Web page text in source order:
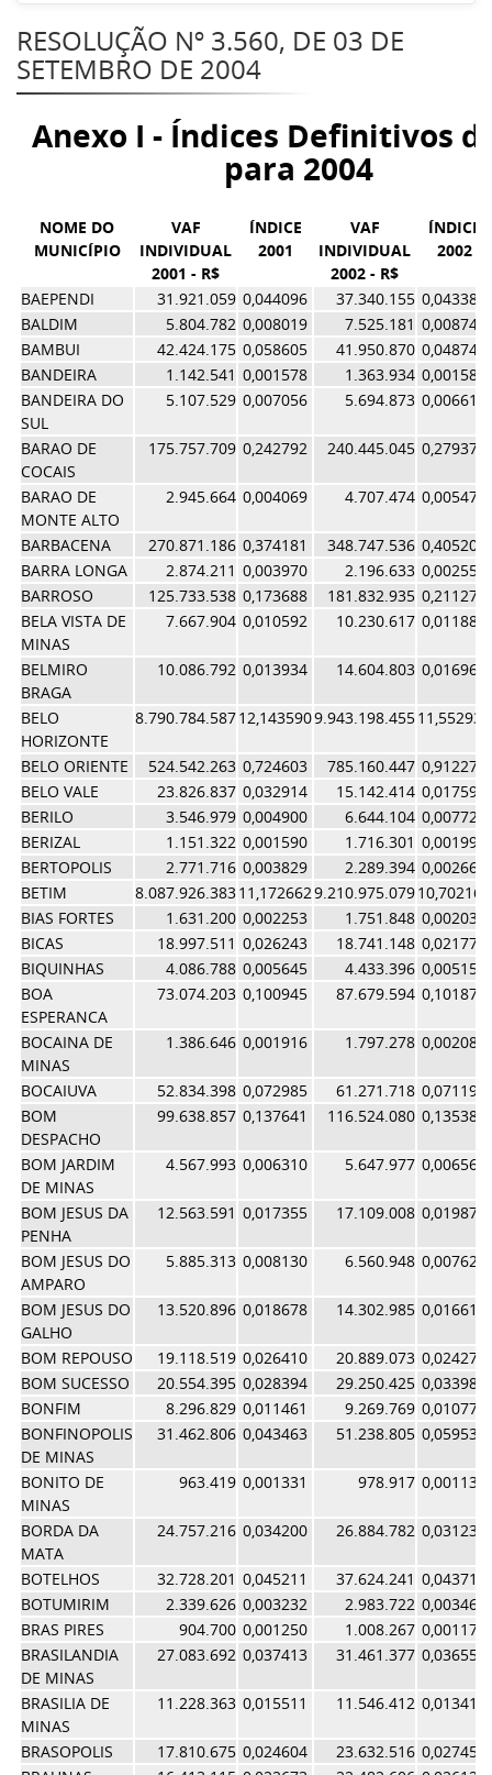
RESOLUÇÃO Nº 3.560, DE 03 DE
SETEMBRO DE 2004
Anexo I - Índices Definitivos
para 2004
NOME DO
MUNICÍPIO
VAF
INDIVIDUAL
2001 - R$
ÍNDICE
2001
VAF
INDIVIDUAL
2002 - R$
ÍNDICE
2002
BAEPENDI 31.921.059 0,044096 37.340.155 0,043385
BALDIM
5.804.782 0,008019 7.525.181 0,008743
BAMBUI
42.424.175 0,058605 41.950.870 0,048742
BANDEIRA
1.142.541 0,001578 1.363.934 0,001585
BANDEIRA DO
SUL
5.107.529 0,007056 5.694.873 0,006617
BARAO DE
COCAIS
175.757.709 0,242792 240.445.045 0,279371
BARAO DE
MONTE ALTO
2.945.664 0,004069 4.707.474 0,005470
BARBACENA 270.871.186 0,374181 348.747.536 0,405207
BARRA LONGA
2.874.211 0,003970 2.196.633 0,002552
BARROSO
125.733.538 0,173688 181.832.935 0,211270
BELA VISTA DE
MINAS
7.667.904 0,010592 10.230.617 0,011887
BELMIRO
BRAGA
10.086.792 0,013934 14.604.803 0,016969
BELO
HORIZONTE
8.790.784.58712,1435909.943.198.45511,552930
BELO ORIENTE 524.542.263 0,724603 785.160.447 0,912273
BELO VALE
23.826.837 0,032914 15.142.414 0,017594
BERILO
3.546.979 0,004900 6.644.104 0,007720
BERIZAL
1.151.322 0,001590 1.716.301 0,001994
BERTOPOLIS
2.771.716 0,003829 2.289.394 0,002660
BETIM
8.087.926.38311,1726629.210.975.07910,702169
BIAS FORTES
1.631.200 0,002253 1.751.848 0,002035
BICAS
18.997.511 0,026243 18.741.148 0,021775
BIQUINHAS
4.086.788 0,005645 4.433.396 0,005151
BOA
ESPERANCA
73.074.203 0,100945 87.679.594 0,101874
BOCAINA DE
MINAS
1.386.646 0,001916 1.797.278 0,002088
BOCAIUVA 52.834.398 0,072985 61.271.718 0,071191
BOM
DESPACHO
99.638.857 0,137641 116.524.080 0,135389
BOM JARDIM
DE MINAS
4.567.993 0,006310 5.647.977 0,006562
BOM JESUS DA
PENHA
12.563.591 0,017355 17.109.008 0,019879
BOM JESUS DO
AMPARO
5.885.313 0,008130 6.560.948 0,007623
BOM JESUS DO
GALHO
13.520.896 0,018678 14.302.985 0,016619
BOM REPOUSO 19.118.519 0,026410 20.889.073 0,024271
BOM SUCESSO
20.554.395 0,028394 29.250.425 0,033986
BONFIM
8.296.829 0,011461 9.269.769 0,010770
BONFINOPOLIS
DE MINAS
31.462.806 0,043463 51.238.805 0,059534
BONITO DE
MINAS
963.419 0,001331 978.917 0,001137
BORDA DA
MATA
24.757.216 0,034200 26.884.782 0,031237
BOTELHOS 32.728.201 0,045211 37.624.241 0,043715
BOTUMIRIM
2.339.626 0,003232 2.983.722 0,003467
BRAS PIRES
904.700 0,001250 1.008.267 0,001171
BRASILANDIA
DE MINAS
27.083.692 0,037413 31.461.377 0,036555
BRASILIA DE
MINAS
11.228.363 0,015511 11.546.412 0,013416
BRASOPOLIS 17.810.675 0,024604 23.632.516 0,027458